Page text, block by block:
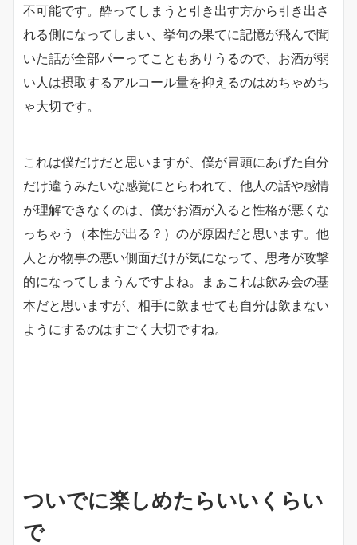
不可能です。酔ってしまうと引き出す方から引き出さ
れる側になってしまい、挙句の果てに記憶が飛んで聞
いた話が全部パーってこともありうるので、お酒が弱
い人は摂取するアルコール量を抑えるのはめちゃめち
ゃ大切です。
これは僕だけだと思いますが、僕が冒頭にあげた自分
だけ違うみたいな感覚にとらわれて、他人の話や感情
が理解できなくのは、僕がお酒が入ると性格が悪くな
っちゃう（本性が出る？）のが原因だと思います。他
人とか物事の悪い側面だけが気になって、思考が攻撃
的になってしまうんですよね。まぁこれは飲み会の基
本だと思いますが、相手に飲ませても自分は飲まない
ようにするのはすごく大切ですね。
ついでに楽しめたらいいくらい
で